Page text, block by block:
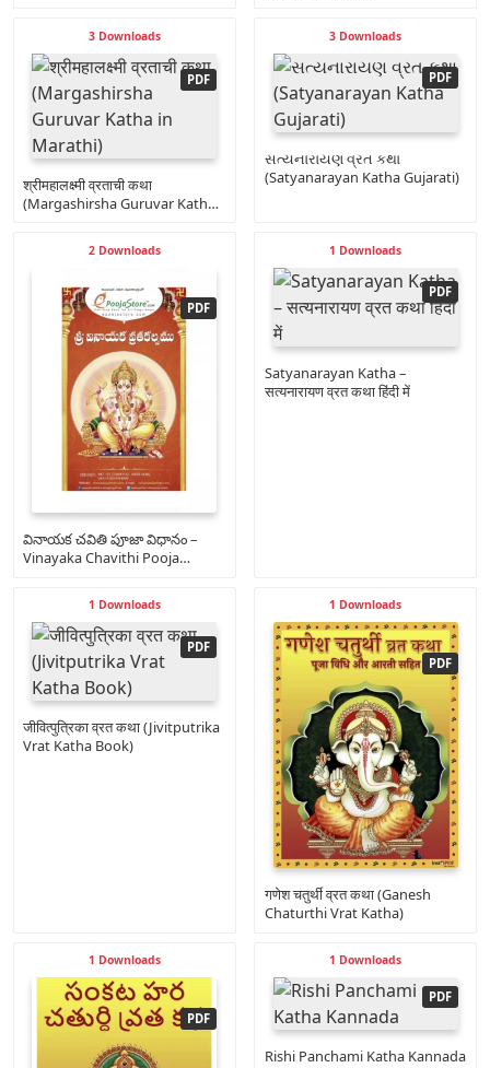
3 Downloads
श्रीमहालक्ष्मी व्रताची कथा
(Margashirsha Guruvar Katha
3 Downloads
સત્યનારાયણ વ્રત કથા
(Satyanarayan Katha Gujarati)
2 Downloads
వినాయక చవితి పూజా విధానం –
Vinayaka Chavithi Pooja
1 Downloads
Satyanarayan Katha –
सत्यनारायण व्रत कथा हिंदी में
1 Downloads
जीवित्पुत्रिका व्रत कथा (Jivitputrika
Vrat Katha Book)
1 Downloads
गणेश चतुर्थी व्रत कथा (Ganesh
Chaturthi Vrat Katha)
1 Downloads 1 Downloads
Rishi Panchami Katha Kannada